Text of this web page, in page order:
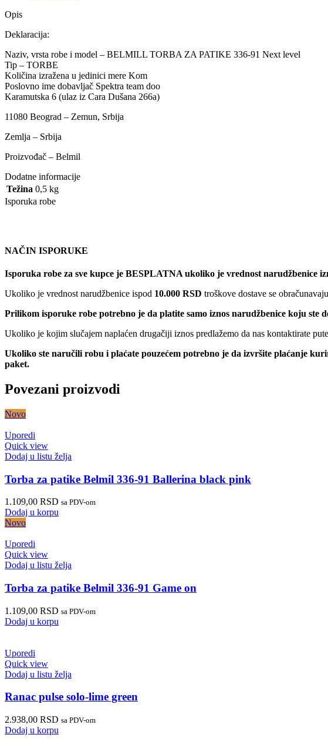
Opis
Deklaracija:
Naziv, vrsta robe i model – BELMILL TORBA ZA PATIKE 336-91 Next level
Tip – TORBE
Količina izražena u jedinici mere Kom
Poslovno ime dobavljač Spektra team doo
Karamutska 6 (ulaz iz Cara Dušana 266a)
11080 Beograd – Zemun, Srbija
Zemlja – Srbija
Proizvođač – Belmil
Dodatne informacije
Težina 0,5 kg
Isporuka robe
NAČIN ISPORUKE
Isporuka robe za sve kupce je BESPLATNA ukoliko je vrednost narudžbenice
Ukoliko je vrednost narudžbenice ispod 10.000 RSD troškove dostave se
Prilikom isporuke robe potrebno je da platite samo iznos narudžbenice koju ste
Ukoliko je kojim slučajem naplaćen drugačiji iznos predlažemo da nas kontaktirate
Ukoliko ste naručili robu i plaćate pouzećem potrebno je da izvršite plaćanje
paket.
Povezani proizvodi
Novo
Uporedi
Quick view
Dodaj u listu želja
Torba za patike Belmil 336-91 Ballerina black pink
1.109,00 RSD sa PDV-om
Dodaj u korpu
Novo
Uporedi
Quick view
Dodaj u listu želja
Torba za patike Belmil 336-91 Game on
1.109,00 RSD sa PDV-om
Dodaj u korpu
Uporedi
Quick view
Dodaj u listu želja
Ranac pulse solo-lime green
2.938,00 RSD sa PDV-om
Dodaj u korpu